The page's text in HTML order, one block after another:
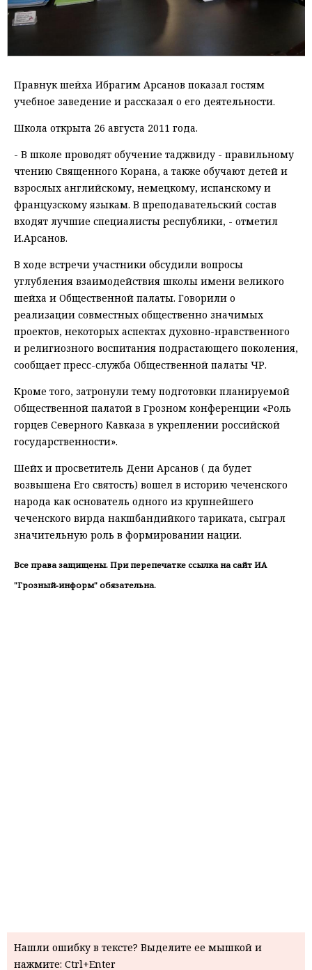
Правнук шейха Ибрагим Арсанов показал гостям
учебное заведение и рассказал о его деятельности.
Школа открыта 26 августа 2011 года.
- В школе проводят обучение таджвиду - правильному
чтению Священного Корана, а также обучают детей и
взрослых английскому, немецкому, испанскому и
французскому языкам. В преподавательский состав
входят лучшие специалисты республики, - отметил
И.Арсанов.
В ходе встречи участники обсудили вопросы
углубления взаимодействия школы имени великого
шейха и Общественной палаты. Говорили о
реализации совместных общественно значимых
проектов, некоторых аспектах духовно-нравственного
и религиозного воспитания подрастающего поколения,
сообщает пресс-служба Общественной палаты ЧР.
Кроме того, затронули тему подготовки планируемой
Общественной палатой в Грозном конференции «Роль
горцев Северного Кавказа в укреплении российской
государственности».
Шейх и просветитель Дени Арсанов ( да будет
возвышена Его святость) вошел в историю чеченского
народа как основатель одного из крупнейшего
чеченского вирда накшбандийкого тариката, сыграл
значительную роль в формировании нации.
Все права защищены. При перепечатке ссылка на сайт ИА
"Грозный-информ" обязательна.
Нашли ошибку в тексте? Выделите ее мышкой и
нажмите: Ctrl+Enter